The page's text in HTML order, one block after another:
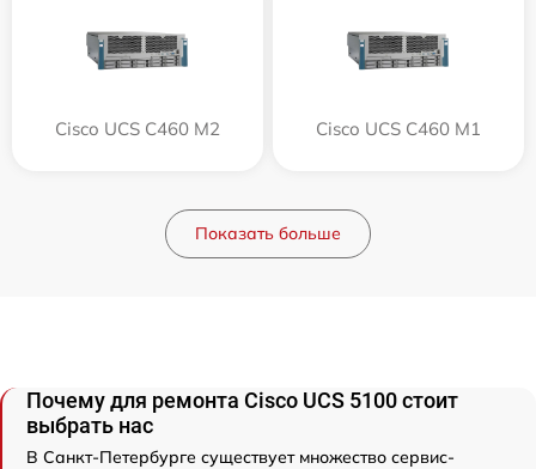
Cisco UCS C460 M2 Cisco UCS C460 M1
Показать больше
Почему для ремонта Cisco UCS 5100 стоит
выбрать нас
В Санкт-Петербурге существует множество сервис-